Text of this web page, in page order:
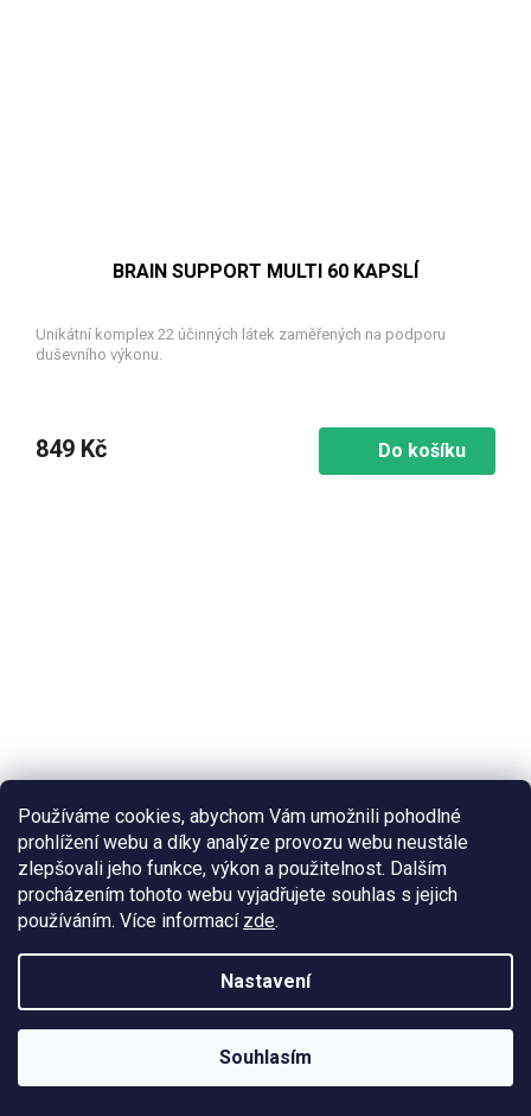
Používáme cookies, abychom Vám umožnili pohodlné
prohlížení webu a díky analýze provozu webu neustále
zlepšovali jeho funkce, výkon a použitelnost. Dalším
procházením tohoto webu vyjadřujete souhlas s jejich
používáním. Více informací zde.
Nastavení
Souhlasím
BRAIN SUPPORT MULTI 60 KAPSLÍ
Unikátní komplex 22 účinných látek zaměřených na podporu
duševního výkonu.
849 Kč Do košíku
ACEROLA LIQUID C 100ML ORGANIC
Sirup z bio aceroly s vysokým obsahem vitamínu C.